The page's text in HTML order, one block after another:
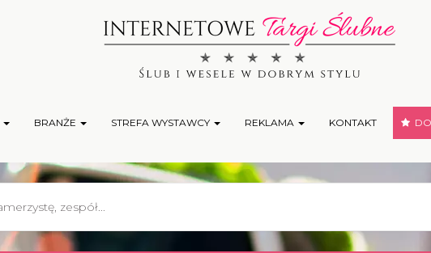
BRANŻE STREFA WYSTAWCY REKLAMA KONTAKT